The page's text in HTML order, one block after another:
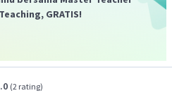
tersebut, maka warna hijau
lazim digunakan untuk
GRATIS!
(2 rating)